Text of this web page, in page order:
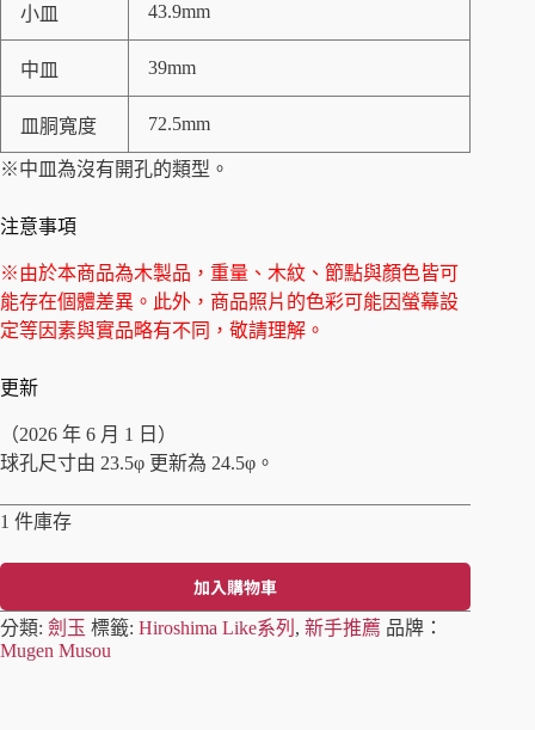
小皿 43.9mm
中皿 39mm
皿胴寬度 72.5mm
※中皿為沒有開孔的類型。
注意事項
※由於本商品為木製品，重量、木紋、節點與顏色皆可
能存在個體差異。 此外，商品照片的色彩可能因螢幕設
定等因素與實品略有不同，敬請理解。
更新
（2026 年 6 月 1 日）
球孔尺寸由 23.5φ 更新為 24.5φ。
1 件庫存
加入購物車
A
l
分類: 劍玉 標籤: Hiroshima Like系列 , 新手推薦 品牌：
Mugen Musou